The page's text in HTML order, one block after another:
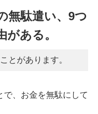
無駄遣い、9つ
がある。
とがあります。
、お金を無駄にして